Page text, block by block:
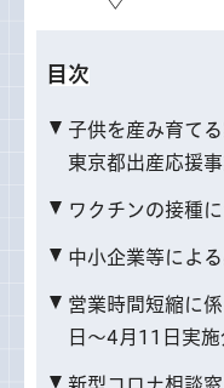
目次
子供を産み育て
東京都出産応援
ワクチンの接種
中小企業等によ
営業時間短縮に
日～4月11日実施